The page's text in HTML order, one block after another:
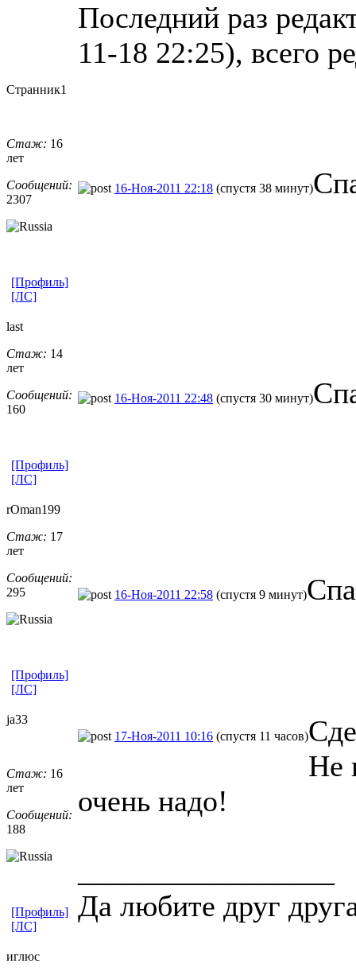
Последний раз
11-18 22:25), всего
Странник1
Стаж: 16
лет
Сообщений:
2307
16-Ноя-2011 22:18 (спустя 38 минут)
[Профиль]
[ЛС]
last
Стаж: 14
лет
Сообщений:
160
16-Ноя-2011 22:48 (спустя 30 минут)
[Профиль]
[ЛС]
rOman199
Стаж: 17
лет
Сообщений:
295
16-Ноя-2011 22:58 (спустя 9 минут)
[Профиль]
[ЛС]
ja33
Стаж: 16
лет
Сообщений:
188
17-Ноя-2011 10:16 (спустя 11 часов)
Не
очень надо!
Да любите друг
[Профиль]
[ЛС]
иглюс